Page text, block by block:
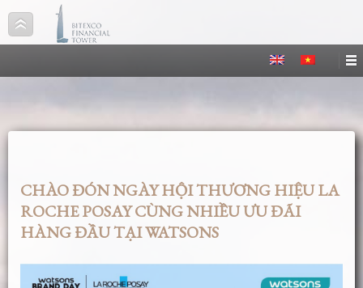
CHÀO ĐÓN NGÀY HỘI THƯƠNG HIỆU LA
ROCHE POSAY CÙNG NHIỀU ƯU ĐÃI
HÀNG ĐẦU TẠI WATSONS